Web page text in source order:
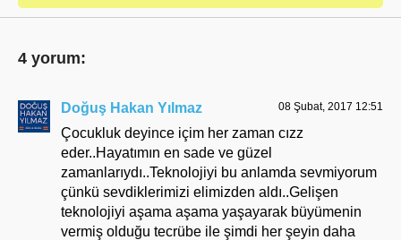
4 yorum:
Doğuş Hakan Yılmaz 08 Şubat, 2017 12:51
Çocukluk deyince içim her zaman cızz
eder..Hayatımın en sade ve güzel
zamanlarıydı..Teknolojiyi bu anlamda sevmiyorum
çünkü sevdiklerimizi elimizden aldı..Gelişen
teknolojiyi aşama aşama yaşayarak büyümenin
vermiş olduğu tecrübe ile şimdi her şeyin daha